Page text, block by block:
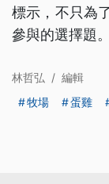
標示，不只為
參與的選擇題。
林哲弘 / 編輯
牧場
蛋雞